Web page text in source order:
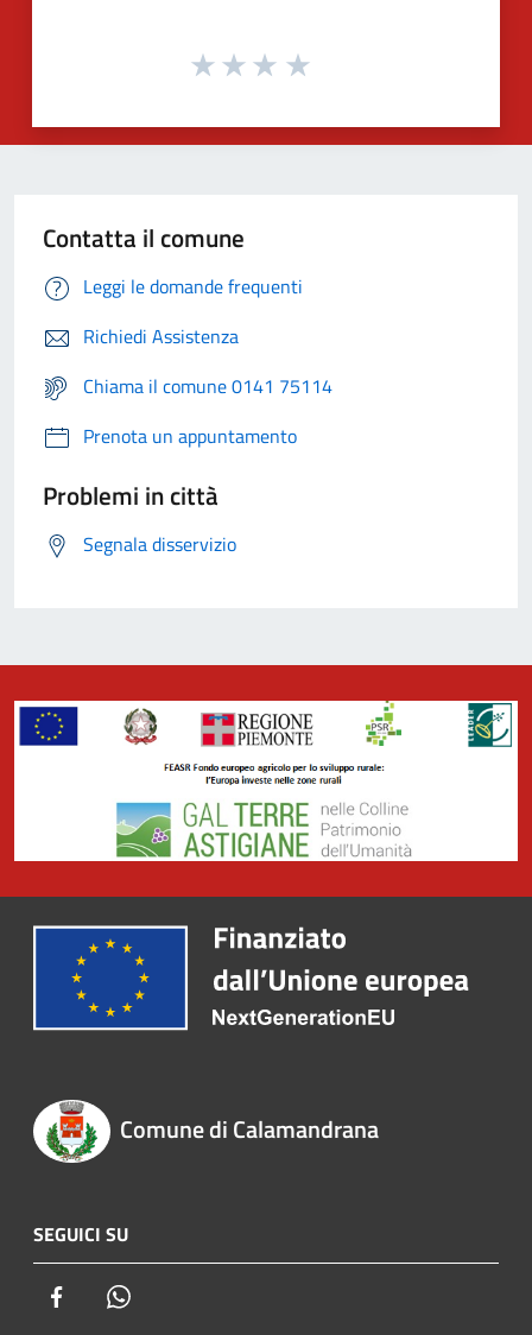
Contatta il comune
Leggi le domande frequenti
Richiedi Assistenza
Chiama il comune 0141 75114
Prenota un appuntamento
Problemi in città
Segnala disservizio
Comune di Calamandrana
SEGUICI SU
Facebook